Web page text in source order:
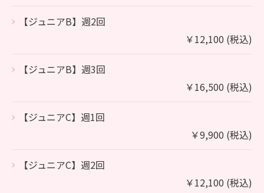
【ジュニアB】週2回
￥12,100 (税込)
【ジュニアB】週3回
￥16,500 (税込)
【ジュニアC】週1回
￥9,900 (税込)
【ジュニアC】週2回
￥12,100 (税込)